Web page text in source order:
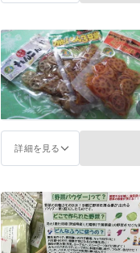
詳細を見る